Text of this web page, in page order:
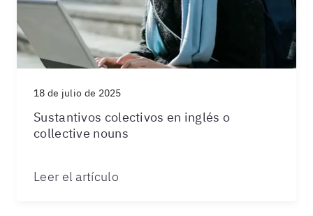
18 de julio de 2025
Sustantivos colectivos en inglés o
collective nouns
Leer el artículo